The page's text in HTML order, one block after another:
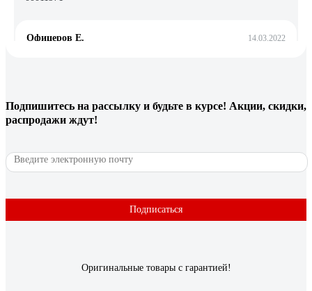
Офицеров Е. 14.03.2022
10 отзывов
Простой замок, хорошо работает. Принцип работы: в
открытом положении замка он открывается двухсторонней
язычка замка. Всё просто. Цена 238 рублей.
Подпишитесь на рассылку и будьте в курсе! Акции, скидки,
распродажи ждут!
Подписаться
Оригинальные товары с гарантией!